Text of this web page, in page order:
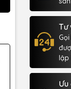
Tư
lập